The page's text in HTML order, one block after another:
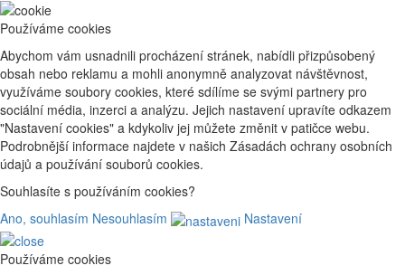
Používáme cookies
Abychom vám usnadnili procházení stránek, nabídli přizpůsobený
obsah nebo reklamu a mohli anonymně analyzovat návštěvnost,
využíváme soubory cookies, které sdílíme se svými partnery pro
sociální média, inzerci a analýzu. Jejich nastavení upravíte odkazem
"Nastavení cookies" a kdykoliv jej můžete změnit v patičce webu.
Podrobnější informace najdete v našich Zásadách ochrany osobních
údajů a používání souborů cookies.
Souhlasíte s používáním cookies?
Ano, souhlasím Nesouhlasím Nastavení
Používáme cookies